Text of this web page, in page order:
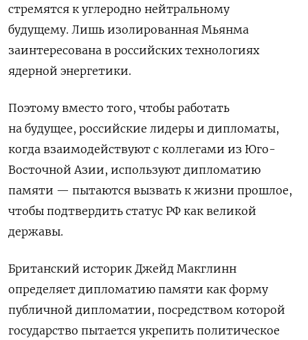
стремятся к углеродно нейтральному
будущему. Лишь изолированная Мьянма
заинтересована в российских технологиях
ядерной энергетики.
Поэтому вместо того, чтобы работать
на будущее, российские лидеры и дипломаты,
когда взаимодействуют с коллегами из Юго-
Восточной Азии, используют дипломатию
памяти — пытаются вызвать к жизни прошлое,
чтобы подтвердить статус РФ как великой
державы.
Британский историк Джейд Макглинн
определяет дипломатию памяти как форму
публичной дипломатии, посредством которой
государство пытается укрепить политическое